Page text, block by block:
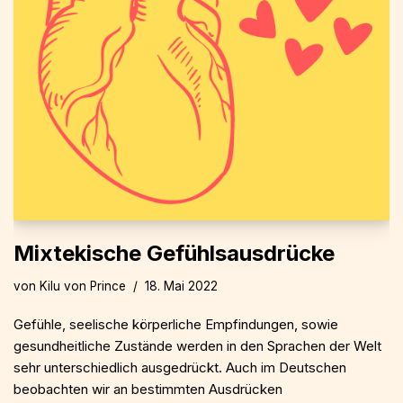
Mixtekische Gefühlsausdrücke
von Kilu von Prince 18. Mai 2022
Gefühle, seelische körperliche Empfindungen, sowie
gesundheitliche Zustände werden in den Sprachen der Welt
sehr unterschiedlich ausgedrückt. Auch im Deutschen
beobachten wir an bestimmten Ausdrücken